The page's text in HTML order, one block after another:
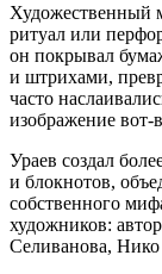
Художественный
ритуал или
он покрывал
и штрихами,
часто
изображение вот-
Ураев создал
и блокнотов,
собственного
художников:
Селиванова,